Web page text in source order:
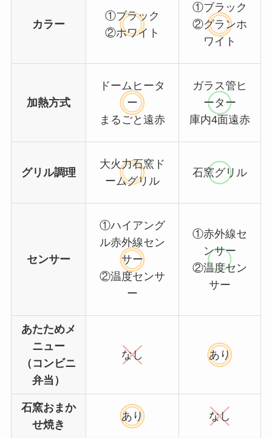
カラー
①ブラック
②ホワイト
①ブラック
②グランホ
ワイト
加熱方式
ドームヒータ
ー
まるごと遠赤
ガラス管ヒ
ーター
庫内4面遠赤
グリル調理
大火力石窯ド
ームグリル
石窯グリル
センサー
①ハイアング
ル赤外線セン
サー
②温度センサ
ー
①赤外線セ
ンサー
②温度セン
サー
あたためメ
ニュー
（コンビニ
弁当）
なし あり
石窯おまか
せ焼き
あり なし